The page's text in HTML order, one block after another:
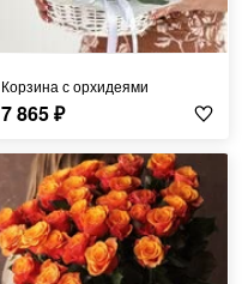
Корзина с орхидеями
7 865₽